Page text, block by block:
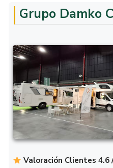
Grupo Damko
Valoración Clientes 4.6